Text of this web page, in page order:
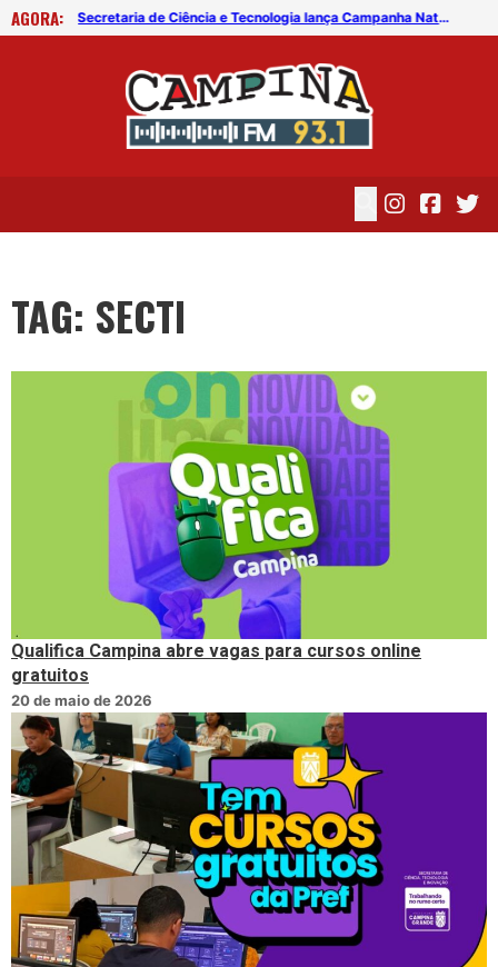
AGORA: Secretaria de Ciência e Tecnologia lança Campanha Natal Tech, nesta sexta (25)
TAG: SECTI
Qualifica Campina abre vagas para cursos online
gratuitos
20 de maio de 2026